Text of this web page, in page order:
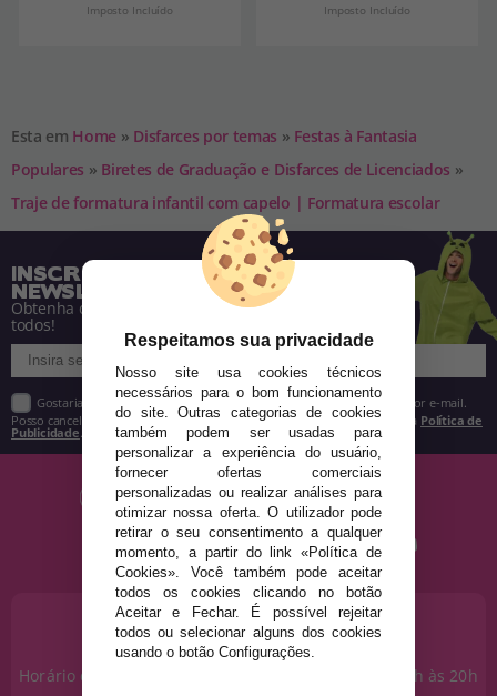
Imposto Incluído Imposto Incluído
Esta em Home » Disfarces por temas » Festas à Fantasia
Populares » Biretes de Graduação e Disfarces de Licenciados »
Traje de formatura infantil com capelo | Formatura escolar
INSCREVA-SE NA NOSSA
NEWSLETTER
Obtenha descontos e saiba de tudo antes de
todos!
Gostaria de receber descontos exclusivos, novidades e tendências por e-mail.
Posso cancelar a inscrição a qualquer momento, conforme estipulado na Política de
Publicidade
PRECISA DE AJUDA?
915 793 695
Horário de segunda a sexta das 10h às 14h e das 17h às 20h
Respeitamos sua privacidade
Nosso site usa cookies técnicos
necessários para o bom funcionamento
do site. Outras categorias de cookies
também podem ser usadas para
personalizar a experiência do usuário,
fornecer ofertas comerciais
personalizadas ou realizar análises para
otimizar nossa oferta. O utilizador pode
retirar o seu consentimento a qualquer
momento, a partir do link «Política de
Cookies». Você também pode aceitar
todos os cookies clicando no botão
Aceitar e Fechar. É possível rejeitar
todos ou selecionar alguns dos cookies
usando o botão Configurações.